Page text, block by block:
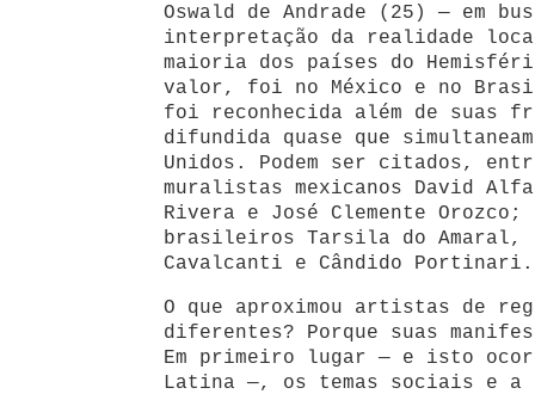
Oswald de Andrade (25) — em
interpretação da realidade
maioria dos países do
valor, foi no México e no
foi reconhecida além de suas
difundida quase que
Unidos. Podem ser citados,
muralistas mexicanos David
Rivera e José Clemente
brasileiros Tarsila do Amaral,
Cavalcanti e Cândido Portinari.
O que aproximou artistas de
diferentes? Porque suas
Em primeiro lugar — e isto
Latina —, os temas sociais e a